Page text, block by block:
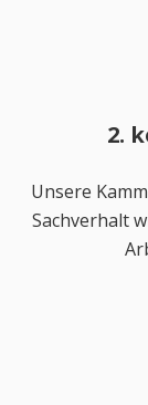
2.
Unsere
Sachverhalt